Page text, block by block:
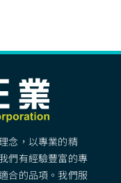
念，以專業的精
們有經驗豐富的專
合的品項。我們服